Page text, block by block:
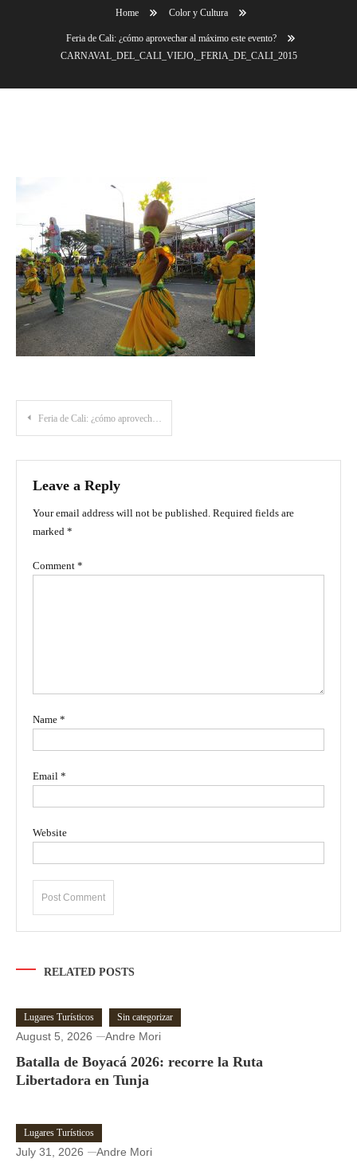
Home Color y Cultura
Feria de Cali: ¿cómo aprovechar al máximo este evento?
CARNAVAL_DEL_CALI_VIEJO,_FERIA_DE_CALI_2015
Post
navigation
Feria de Cali: ¿cómo aprovechar al máximo este evento?
Leave a Reply
Your email address will not be published. Required fields are
marked *
Comment *
Name *
Email *
Website
RELATED POSTS
Lugares Turísticos Sin categorizar
August 5, 2026 Andre Mori
Batalla de Boyacá 2026: recorre la Ruta
Libertadora en Tunja
Lugares Turísticos
July 31, 2026 Andre Mori